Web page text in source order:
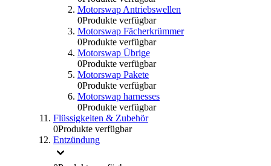
Motorswap Antriebswellen
0Produkte verfügbar
Motorswap Fächerkrümmer
0Produkte verfügbar
Motorswap Übrige
0Produkte verfügbar
Motorswap Pakete
0Produkte verfügbar
Motorswap harnesses
0Produkte verfügbar
Flüssigkeiten & Zubehör
0Produkte verfügbar
Entzündung